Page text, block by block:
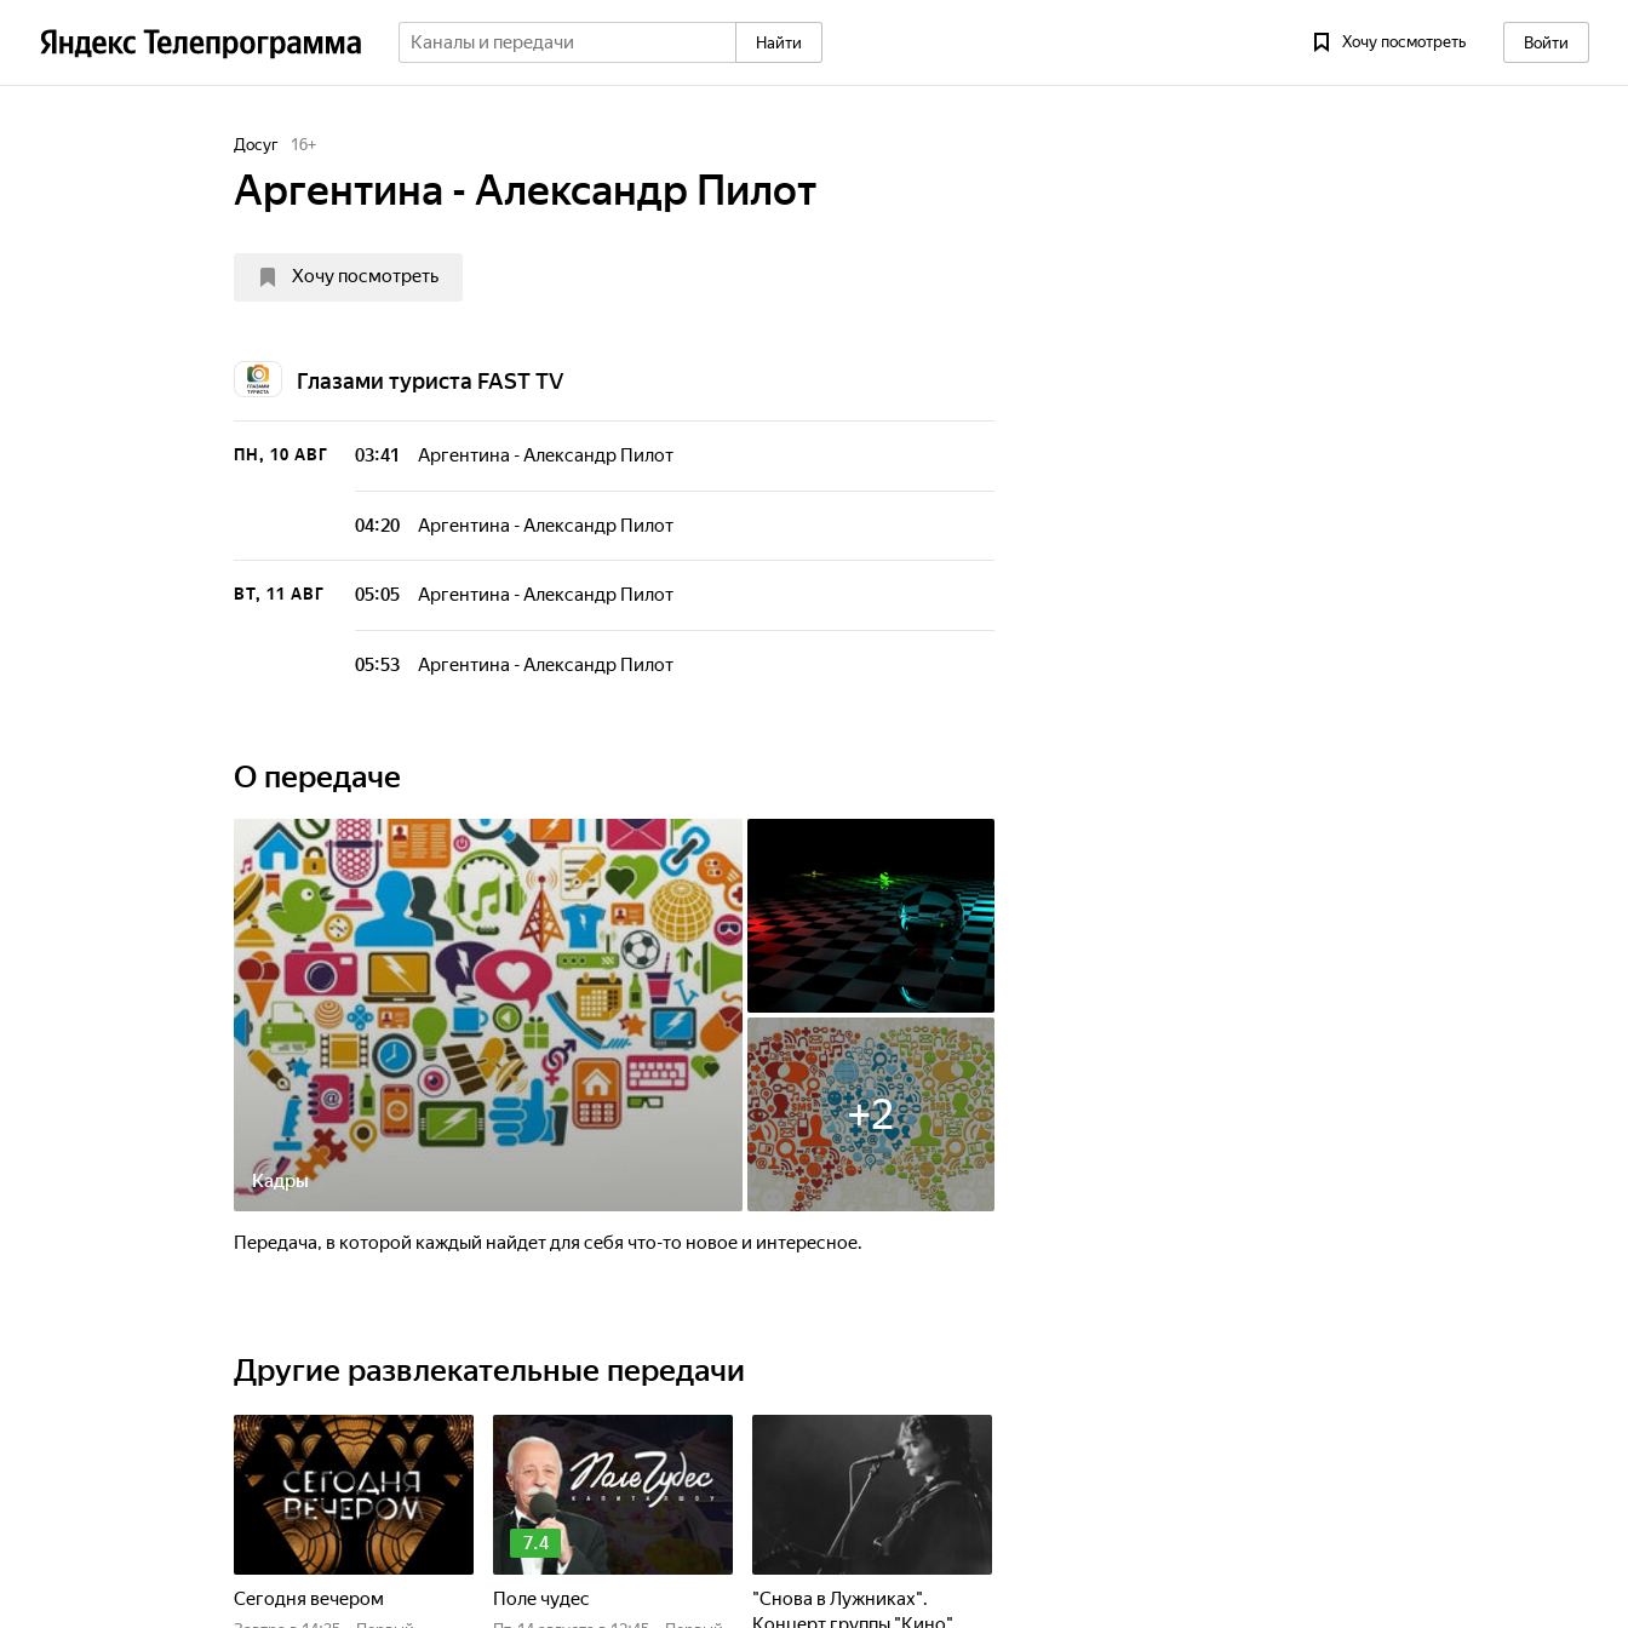
Найти Хочу посмотреть Войти
Досуг 16+
Аргентина - Александр Пилот
Хочу посмотреть
Глазами туриста FAST TV
ПН, 10 АВГ 03:41 Аргентина - Александр Пилот
04:20 Аргентина - Александр Пилот
ВТ, 11 АВГ 05:05 Аргентина - Александр Пилот
05:53 Аргентина - Александр Пилот
О передаче
Кадры
+2
Передача, в которой каждый найдет для себя что-то новое и интересное.
Другие развлекательные передачи
Сегодня вечером
7.4
Поле чудес
"Снова в Лужниках".